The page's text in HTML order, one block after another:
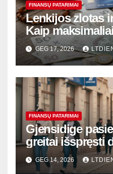
FINANSŲ PATARIMAI
Lenkijos zlotas
Kaip
keičiant valiutą
kortele
GEG 17, 2026
FINANSŲ PATARIMAI
Gjensidige
greitai išspręsti
klausimus ir kur
bėdai
GEG 14, 2026